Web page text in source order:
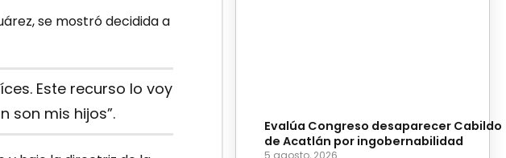
se mostró decidida a
Este recurso lo voy
son mis hijos”.
Evalúa Congreso desaparecer Cabildo
de Acatlán por ingobernabilidad
5 agosto, 2026